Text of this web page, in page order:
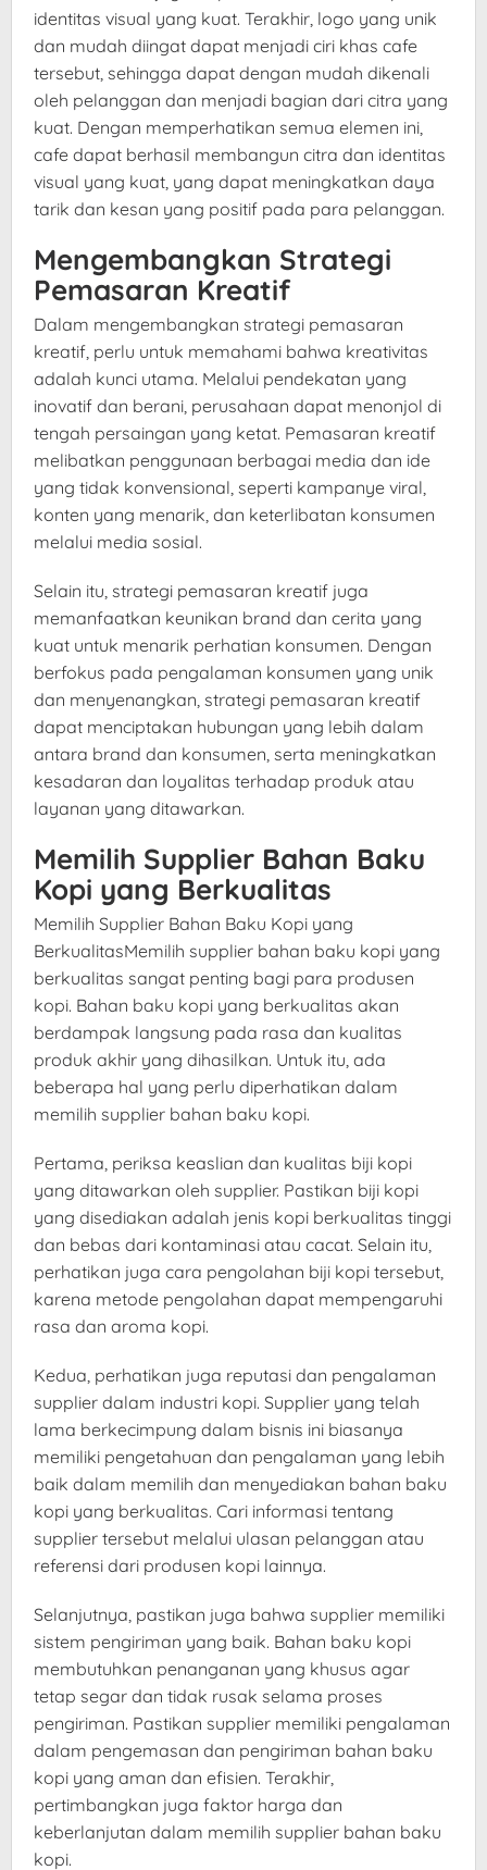
identitas visual yang kuat. Terakhir, logo yang unik
dan mudah diingat dapat menjadi ciri khas cafe
tersebut, sehingga dapat dengan mudah dikenali
oleh pelanggan dan menjadi bagian dari citra yang
kuat. Dengan memperhatikan semua elemen ini,
cafe dapat berhasil membangun citra dan identitas
visual yang kuat, yang dapat meningkatkan daya
tarik dan kesan yang positif pada para pelanggan.
Mengembangkan Strategi
Pemasaran Kreatif
Dalam mengembangkan strategi pemasaran
kreatif, perlu untuk memahami bahwa kreativitas
adalah kunci utama. Melalui pendekatan yang
inovatif dan berani, perusahaan dapat menonjol di
tengah persaingan yang ketat. Pemasaran kreatif
melibatkan penggunaan berbagai media dan ide
yang tidak konvensional, seperti kampanye viral,
konten yang menarik, dan keterlibatan konsumen
melalui media sosial.
Selain itu, strategi pemasaran kreatif juga
memanfaatkan keunikan brand dan cerita yang
kuat untuk menarik perhatian konsumen. Dengan
berfokus pada pengalaman konsumen yang unik
dan menyenangkan, strategi pemasaran kreatif
dapat menciptakan hubungan yang lebih dalam
antara brand dan konsumen, serta meningkatkan
kesadaran dan loyalitas terhadap produk atau
layanan yang ditawarkan.
Memilih Supplier Bahan Baku
Kopi yang Berkualitas
Memilih Supplier Bahan Baku Kopi yang
BerkualitasMemilih supplier bahan baku kopi yang
berkualitas sangat penting bagi para produsen
kopi. Bahan baku kopi yang berkualitas akan
berdampak langsung pada rasa dan kualitas
produk akhir yang dihasilkan. Untuk itu, ada
beberapa hal yang perlu diperhatikan dalam
memilih supplier bahan baku kopi.
Pertama, periksa keaslian dan kualitas biji kopi
yang ditawarkan oleh supplier. Pastikan biji kopi
yang disediakan adalah jenis kopi berkualitas tinggi
dan bebas dari kontaminasi atau cacat. Selain itu,
perhatikan juga cara pengolahan biji kopi tersebut,
karena metode pengolahan dapat mempengaruhi
rasa dan aroma kopi.
Kedua, perhatikan juga reputasi dan pengalaman
supplier dalam industri kopi. Supplier yang telah
lama berkecimpung dalam bisnis ini biasanya
memiliki pengetahuan dan pengalaman yang lebih
baik dalam memilih dan menyediakan bahan baku
kopi yang berkualitas. Cari informasi tentang
supplier tersebut melalui ulasan pelanggan atau
referensi dari produsen kopi lainnya.
Selanjutnya, pastikan juga bahwa supplier memiliki
sistem pengiriman yang baik. Bahan baku kopi
membutuhkan penanganan yang khusus agar
tetap segar dan tidak rusak selama proses
pengiriman. Pastikan supplier memiliki pengalaman
dalam pengemasan dan pengiriman bahan baku
kopi yang aman dan efisien. Terakhir,
pertimbangkan juga faktor harga dan
keberlanjutan dalam memilih supplier bahan baku
kopi.